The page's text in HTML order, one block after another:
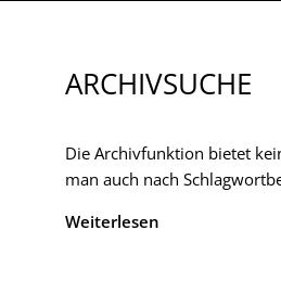
ARCHIVSUCHE
Die Archivfunktion bietet
man auch nach
Weiterlesen